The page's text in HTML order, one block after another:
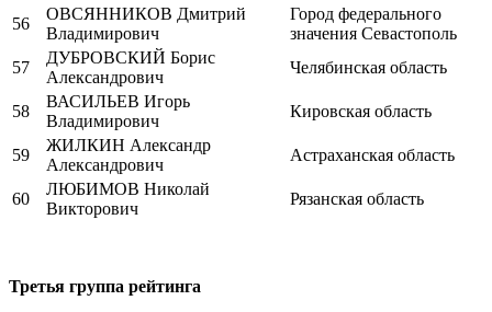
56
ОВСЯННИКОВ Дмитрий
Владимирович
Город федерального
значения Севастополь
57
ДУБРОВСКИЙ Борис
Александрович
Челябинская область
58
ВАСИЛЬЕВ Игорь
Владимирович
Кировская область
59
ЖИЛКИН Александр
Александрович
Астраханская область
60
ЛЮБИМОВ Николай
Викторович
Рязанская область
Третья группа рейтинга